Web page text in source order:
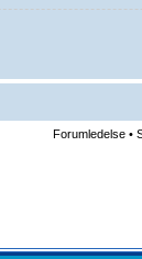
Forumledelse •